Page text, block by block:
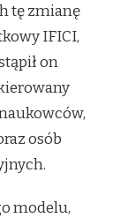
tę zmianę
IFICI,
on
osób
modelu,